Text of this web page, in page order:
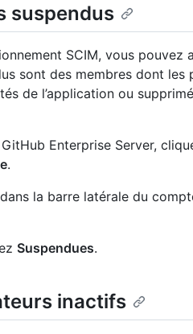
suspendus
SCIM, vous pouvez
sont des membres dont les
de l’application ou
Enterprise Server,
.
la barre latérale du
Suspendues.
inactifs